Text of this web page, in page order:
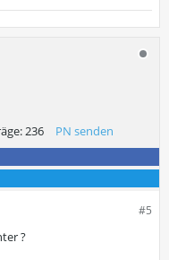
236 PN senden
#5
?